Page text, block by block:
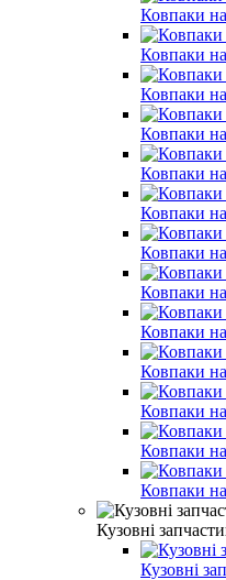
Ковпаки
Ковпаки
Ковпаки
Ковпаки
Ковпаки
Ковпаки
Ковпаки
Ковпаки
Ковпаки
Ковпаки
Ковпаки
Ковпаки
Ковпаки
Кузовні
Кузовні